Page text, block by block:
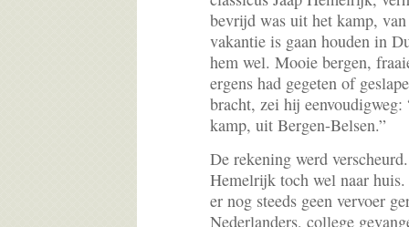
bevrijd was uit het kamp,
vakantie is gaan houden in
hem wel. Mooie bergen,
ergens had gegeten of
bracht, zei hij
kamp, uit Bergen-Belsen.”
De rekening werd
Hemelrijk toch wel naar
er nog steeds geen vervoer
Nederlanders, college